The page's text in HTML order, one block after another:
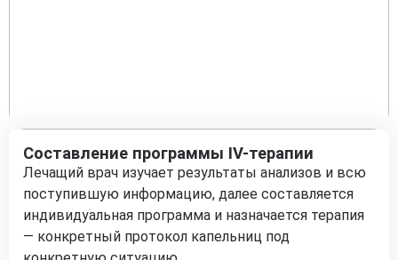
Составление программы IV-терапии
Лечащий врач изучает результаты анализов и всю
поступившую информацию, далее составляется
индивидуальная программа и назначается терапия
— конкретный протокол капельниц под